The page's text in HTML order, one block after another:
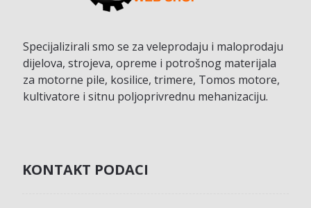
Specijalizirali smo se za veleprodaju i maloprodaju
dijelova, strojeva, opreme i potrošnog materijala
za motorne pile, kosilice, trimere, Tomos motore,
kultivatore i sitnu poljoprivrednu mehanizaciju.
KONTAKT PODACI